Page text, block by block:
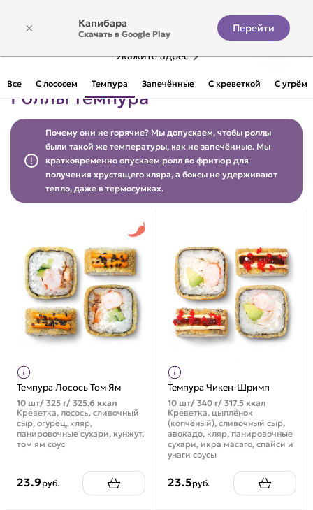
Укажите адрес
Все С лососем Темпура Запечённые С креветкой С угрём
Роллы темпура
Почему они не горячие? Мы допускаем, чтобы роллы
были такой же температуры, как не запечённые. Мы
кратковременно опускаем ролл во фритюр для
получения хрустящего кляра, а боксы не удерживают
тепло, даже в термосумках.
Темпура Лосось Том Ям
10 шт/ 325 г/ 325.6 ккал
Креветка, лосось, сливочный
сыр, огурец, кляр,
панировочные сухари, кунжут,
том ям соус
23.9руб.
Темпура Чикен-Шримп
10 шт/ 340 г/ 317.5 ккал
Креветка, цыплёнок
(копчёный), сливочный сыр,
авокадо, кляр, панировочные
сухари, икра масаго, спайси и
унаги соусы
23.5руб.
× Капибара
Скачать в Google Play Перейти